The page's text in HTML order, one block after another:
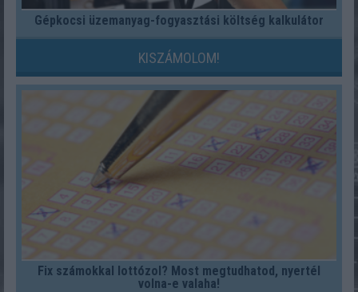
Gépkocsi üzemanyag-fogyasztási költség kalkulátor
KISZÁMOLOM!
Fix számokkal lottózol? Most megtudhatod, nyertél
volna-e valaha!